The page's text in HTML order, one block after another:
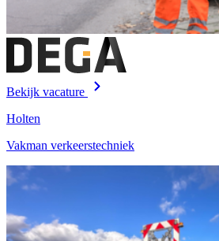
Bekijk vacature
Holten
Vakman verkeerstechniek